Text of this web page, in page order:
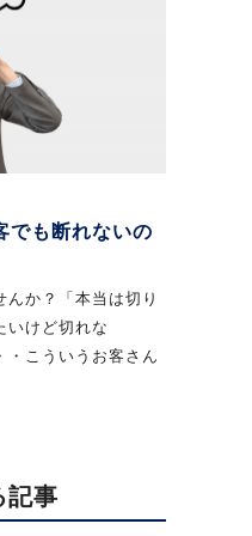
でも断れないの
か？「本当は切り
いけど切れな
・こういうお客さん
記事